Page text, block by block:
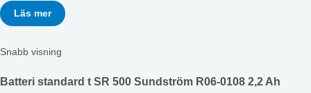
Läs mer
Snabb visning
Batteri standard t SR 500 Sundström R06-0108 2,2 Ah